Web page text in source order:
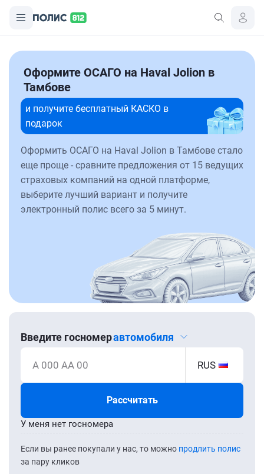
Оформите ОСАГО на Haval Jolion в
Тамбове
и получите бесплатный КАСКО в
подарок
Оформить ОСАГО на Haval Jolion в Тамбове стало
еще проще - сравните предложения от 15 ведущих
страховых компаний на одной платформе,
выберите лучший вариант и получите
электронный полис всего за 5 минут.
Введите госномеравтомобиля
А 000 АА 00 RUS
Рассчитать
Если вы ранее покупали у нас, то можно продлить полис
за пару кликов
У меня нет госномера